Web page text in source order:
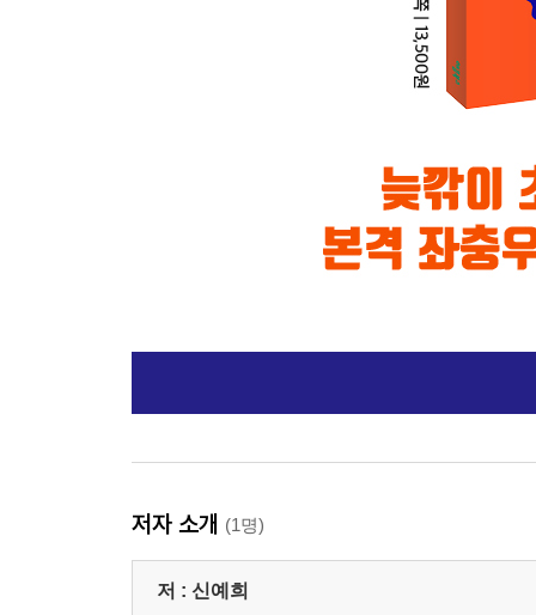
저자 소개 (1명)
저 : 신예희